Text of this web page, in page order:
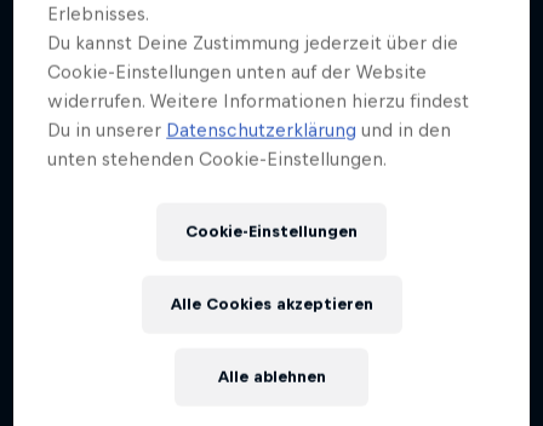
Erlebnisses.
Du kannst Deine Zustimmung jederzeit über die
Cookie-Einstellungen unten auf der Website
widerrufen. Weitere Informationen hierzu findest
Du in unserer Datenschutzerklärung und in den
unten stehenden Cookie-Einstellungen.
Cookie-Einstellungen
Alle ablehnen
Alle Cookies akzeptieren